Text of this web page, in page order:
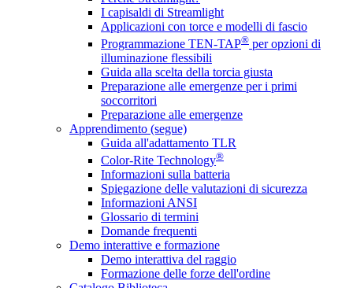
I capisaldi di Streamlight
Applicazioni con torce e modelli di fascio
Programmazione TEN-TAP® per opzioni di
illuminazione flessibili
Guida alla scelta della torcia giusta
Preparazione alle emergenze per i primi
soccorritori
Preparazione alle emergenze
Apprendimento (segue)
Guida all'adattamento TLR
Color-Rite Technology®
Informazioni sulla batteria
Spiegazione delle valutazioni di sicurezza
Informazioni ANSI
Glossario di termini
Domande frequenti
Demo interattive e formazione
Demo interattiva del raggio
Formazione delle forze dell'ordine